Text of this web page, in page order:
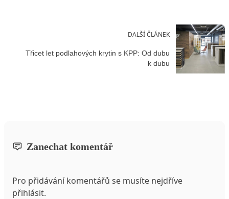
DALŠÍ ČLÁNEK
Třicet let podlahových krytin s KPP: Od dubu
k dubu
Zanechat komentář
Pro přidávání komentářů se musíte nejdříve
přihlásit.